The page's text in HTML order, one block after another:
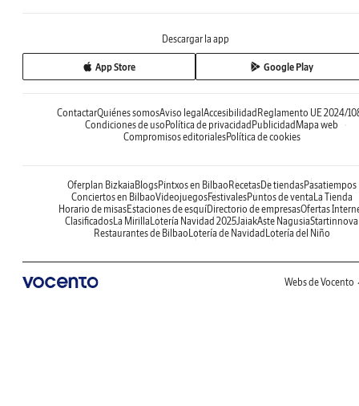
Descargar la app
App Store Google Play
ContactarQuiénes somosAviso legal Accesibilidad Reglamento UE 2024/
Condiciones de uso Política de privacidad Publicidad Mapa web
Compromisos editorialesPolítica de cookies
Oferplan Bizkaia BlogsPintxos en Bilbao RecetasDe tiendasPasatiempos
Conciertos en BilbaoVideojuegosFestivalesPuntos de venta La Tienda
Horario de misasEstaciones de esquíDirectorio de empresasOfertas
ClasificadosLa Mirilla Lotería Navidad 2025JaiakAste NagusiaStartinnova
Restaurantes de Bilbao Lotería de Navidad Lotería del Niño
Webs de Vocento